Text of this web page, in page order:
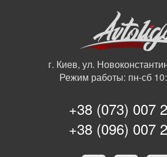
г. Киев, ул.
Режим работы: пн-сб
+38 (073) 007
+38 (096) 007